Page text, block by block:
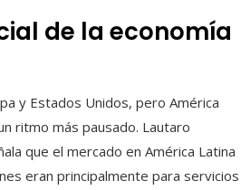
de la economía
y Estados Unidos, pero América
ritmo más pausado. Lautaro
que el mercado en América Latina
eran principalmente para servicios